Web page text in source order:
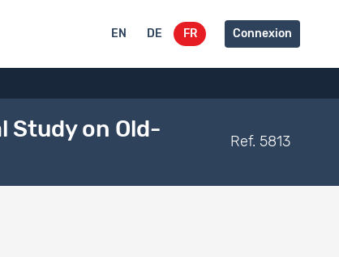
EN DE FR Connexion
Study on Old-
Ref. 5813